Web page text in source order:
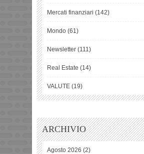
Mercati finanziari (142)
Mondo (61)
Newsletter (111)
Real Estate (14)
VALUTE (19)
ARCHIVIO
Agosto 2026 (2)